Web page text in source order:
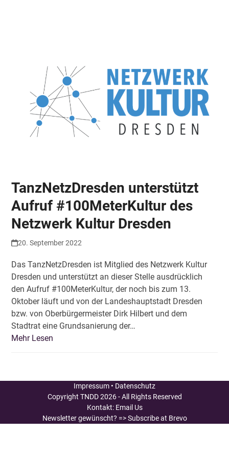
TanzNetzDresden unterstützt
Aufruf #100MeterKultur des
Netzwerk Kultur Dresden
20. September 2022
Das TanzNetzDresden ist Mitglied des Netzwerk Kultur
Dresden und unterstützt an dieser Stelle ausdrücklich
den Aufruf #100MeterKultur, der noch bis zum 13.
Oktober läuft und von der Landeshauptstadt Dresden
bzw. von Oberbürgermeister Dirk Hilbert und dem
Stadtrat eine Grundsanierung der…
Mehr Lesen
Impressum • Datenschutz
Copyright TNDD2026 - All Rights Reserved
Kontakt: Email Us
Newsletter gewünscht? => Subscribe at Brevo